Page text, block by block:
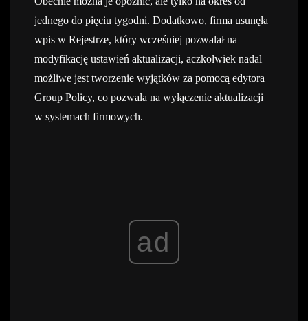
jednego do pięciu tygodni. Dodatkowo, firma usunęła
wpis w Rejestrze, który wcześniej pozwalał na
modyfikację ustawień aktualizacji, aczkolwiek nadal
możliwe jest tworzenie wyjątków za pomocą edytora
Group Policy, co pozwala na wyłączenie aktualizacji
w systemach firmowych.
ad